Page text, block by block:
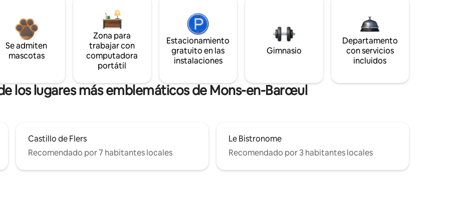
Se admiten
mascotas
Zona para
trabajar con
computadora
portátil
Estacionamiento
gratuito en las
instalaciones
Gimnasio
Departamento
con servicios
incluidos
los lugares más emblemáticos de Mons-en-Barœul
Castillo de Flers
Recomendado por 7 habitantes locales
Le Bistronome
Recomendado por 3 habitantes locales